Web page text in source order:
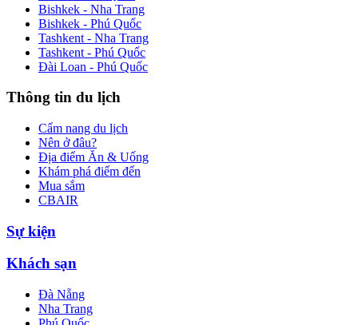
Bishkek - Nha Trang
Bishkek - Phú Quốc
Tashkent - Nha Trang
Tashkent - Phú Quốc
Đài Loan - Phú Quốc
Thông tin du lịch
Cẩm nang du lịch
Nên ở đâu?
Địa điểm Ăn & Uống
Khám phá điểm đến
Mua sắm
CBAIR
Sự kiện
Khách sạn
Đà Nẵng
Nha Trang